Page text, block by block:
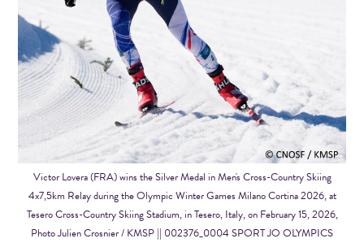
Victor Lovera (FRA) wins the Silver Medal in Men's Cross-Country Skiing
4x7,5km Relay during the Olympic Winter Games Milano Cortina 2026, at
Tesero Cross-Country Skiing Stadium, in Tesero, Italy, on February 15, 2026,
Photo Julien Crosnier / KMSP || 002376_0004 SPORT JO OLYMPICS